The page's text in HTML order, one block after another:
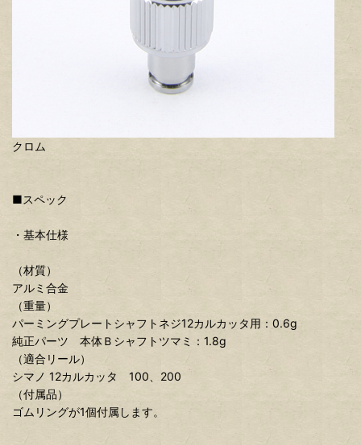
クロム
■スペック
・基本仕様
（材質）
アルミ合金
（重量）
パーミングプレートシャフトネジ12カルカッタ用：0.6g
純正パーツ 本体Ｂシャフトツマミ：1.8g
（適合リール）
シマノ 12カルカッタ 100、200
（付属品）
ゴムリングが1個付属します。